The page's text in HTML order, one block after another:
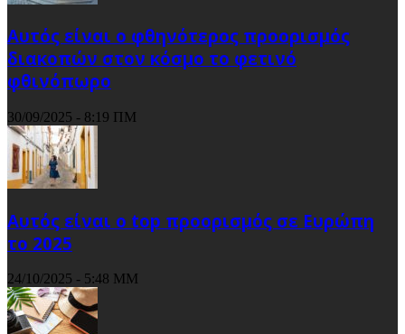
Αυτός είναι ο φθηνότερος προορισμός
διακοπών στον κόσμο το φετινό
φθινόπωρο
30/09/2025 - 8:19 ΠΜ
Αυτός είναι ο top προορισμός σε Ευρώπη
το 2025
24/10/2025 - 5:48 ΜΜ